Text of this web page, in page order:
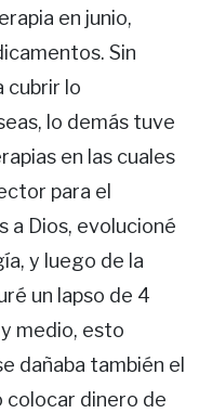
en junio,
Sin
cubrir lo
lo demás tuve
en las cuales
para el
a Dios, evolucioné
y luego de la
un lapso de 4
medio, esto
dañaba también el
colocar dinero de